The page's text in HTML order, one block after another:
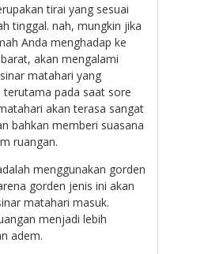
tirai yang sesuai
tinggal. nah, mungkin jika
Anda menghadap ke
akan mengalami
matahari yang
terutama pada saat sore
akan terasa sangat
bahkan memberi suasana
ruangan.
menggunakan gorden
gorden jenis ini akan
matahari masuk.
menjadi lebih
adem.